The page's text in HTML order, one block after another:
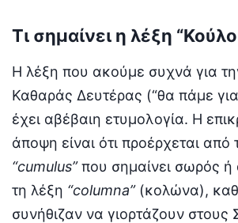
Τι σημαίνει η λέξη
Η λέξη που ακούμε συχνά για
Καθαράς Δευτέρας (“θα πάμε
έχει αβέβαιη ετυμολογία. Η
άποψη είναι ότι προέρχεται από
“cumulus”που σημαίνει σωρός ή
τη λέξη “columna”(κολώνα),
συνήθιζαν να γιορτάζουν στους